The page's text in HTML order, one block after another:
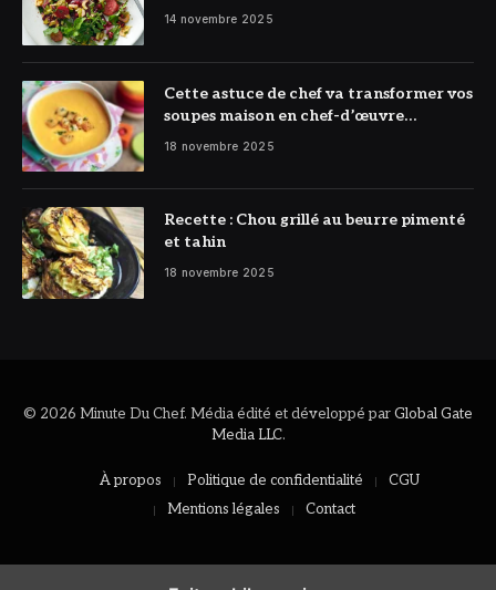
Citron à l’honneur
14 novembre 2025
Cette astuce de chef va transformer vos
soupes maison en chef-d’œuvre
réconfortant
18 novembre 2025
Recette : Chou grillé au beurre pimenté
et tahin
18 novembre 2025
© 2026 Minute Du Chef. Média édité et développé parGlobal Gate
Media LLC.
À propos Politique de confidentialité
CGU
Mentions légales
Contact